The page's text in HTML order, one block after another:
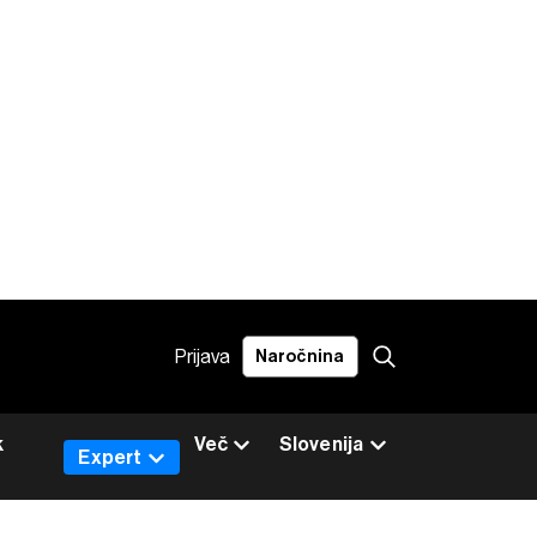
Prijava Naročnina
Slovenija
Expert
Več